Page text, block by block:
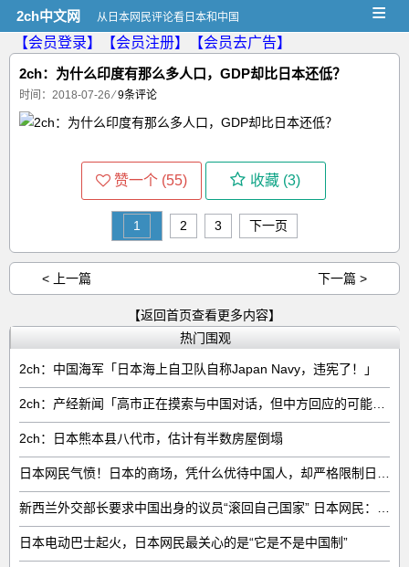
2ch中文网 从日本网民评论看日本和中国 ≡
【会员登录】 【会员注册】
【会员去广告】
2ch：为什么印度有那么多人口，GDP却比日本还低？
时间：2018-07-26 ⁄9条评论
赞一个 (55) 收藏 (3)
1 2 3 下一页
< 上一篇 下一篇 >
【返回首页查看更多内容】
热门围观
2ch：中国海军「日本海上自卫队自称Japan Navy，违宪了！」
2ch：日本熊本县八代市，估计有半数房屋倒塌
日本电动巴士起火，日本网民最关心的是“它是不是中国制”